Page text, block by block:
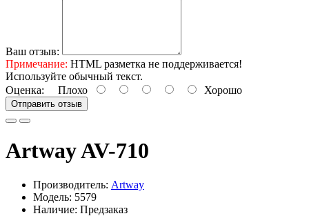
Ваш отзыв:
Примечание: HTML разметка не поддерживается!
Используйте обычный текст.
Оценка: Плохо Хорошо
Отправить отзыв
Artway AV-710
Производитель: Artway
Модель: 5579
Наличие: Предзаказ